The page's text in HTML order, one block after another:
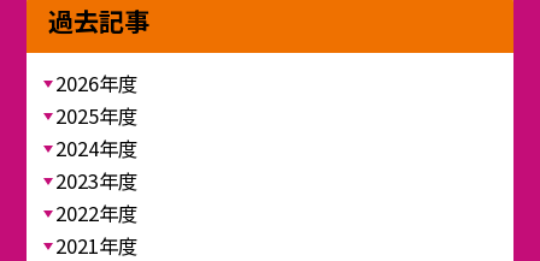
過去記事
2026年度
2025年度
2024年度
2023年度
2022年度
2021年度